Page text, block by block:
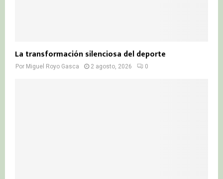
La transformación silenciosa del deporte
Por Miguel Royo Gasca 2 agosto, 2026 0